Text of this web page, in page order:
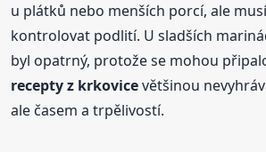
u plátků nebo menších porcí, ale
kontrolovat podlití. U sladších
byl opatrný, protože se mohou
receptyz krkovicevětšinou
ale časem a trpělivostí.